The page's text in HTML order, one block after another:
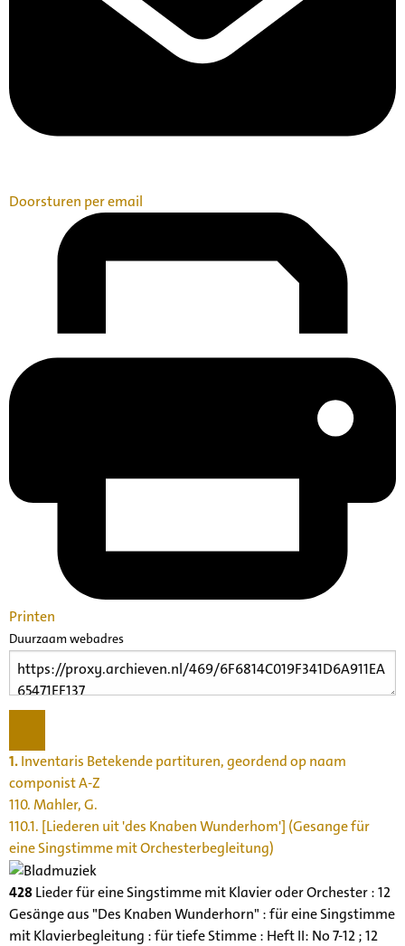
Doorsturen per email
Printen
Duurzaam webadres
1.Inventaris Betekende partituren, geordend op naam
componist A-Z
110. Mahler, G.
110.1. [Liederen uit 'des Knaben Wunderhom'] (Gesange für
eine Singstimme mit Orchesterbegleitung)
428Lieder für eine Singstimme mit Klavier oder Orchester : 12
Gesänge aus "Des Knaben Wunderhorn" : für eine Singstimme
mit Klavierbegleitung : für tiefe Stimme : Heft II: No 7-12 ; 12